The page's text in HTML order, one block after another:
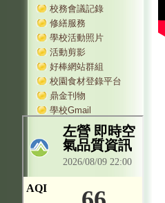
校務會議記錄
修繕服務
學校活動照片
活動剪影
好棒網站群組
校園食材登錄平台
鼎金刊物
學校Gmail